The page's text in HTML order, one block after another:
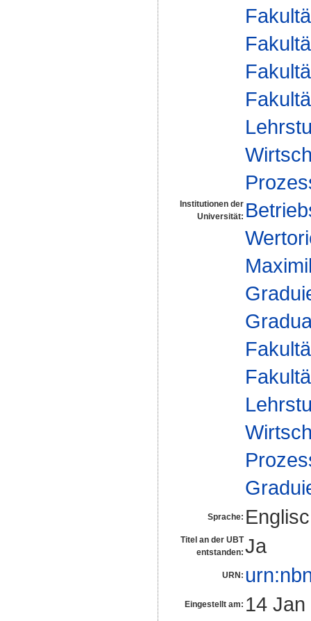
Institutionen der
Universität:
Sprache:
Titel an der UBT
entstanden: Ja
URN:
Eingestellt am: 14